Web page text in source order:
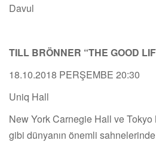
Davul
TILL BRÖNNER “THE GOOD
18.10.2018 PERŞEMBE 20:30
Uniq Hall
New York Carnegie Hall ve
gibi dünyanın önemli